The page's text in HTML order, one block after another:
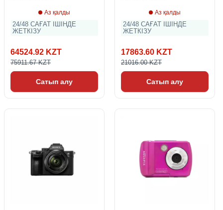
Аз қалды
24/48 САҒАТ ІШІНДЕ
ЖЕТКІЗУ
64524.92 KZT
75911.67 KZT
Сатып алу
Аз қалды
24/48 САҒАТ ІШІНДЕ
ЖЕТКІЗУ
17863.60 KZT
21016.00 KZT
Сатып алу